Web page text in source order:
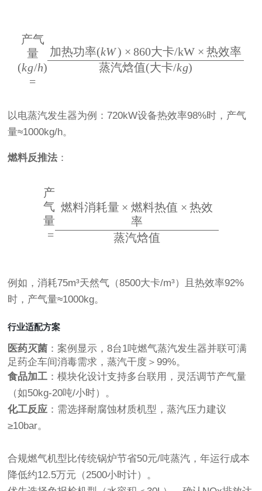
产气
量
(kg/h)
=
蒸汽焓值(大卡/kg)
加热功率(kW) × 860大卡/kW × 热效率
以电蒸汽发生器为例：720kW设备热效率98%时，产气
量≈1000kg/h。
燃料反推法 ：
产
气
量
=
蒸汽焓值
燃料消耗量 × 燃料热值 × 热效
率
例如，消耗75m³天然气（8500大卡/m³）且热效率92%
时，产气量≈1000kg。
行业适配方案
医药灭菌 ：案例显示，8台1吨燃气蒸汽发生器并联可满
足药企车间消毒需求，蒸汽干度＞99%。
食品加工 ：模块化设计支持多台联用，灵活调节产气量
（如50kg-20吨/小时）。
化工反应 ：需选择耐腐蚀材质机型，蒸汽压力建议
≥10bar。
合规燃气机型比传统锅炉节省50元/吨蒸汽，年运行成本
降低约12.5万元（2500小时计）。